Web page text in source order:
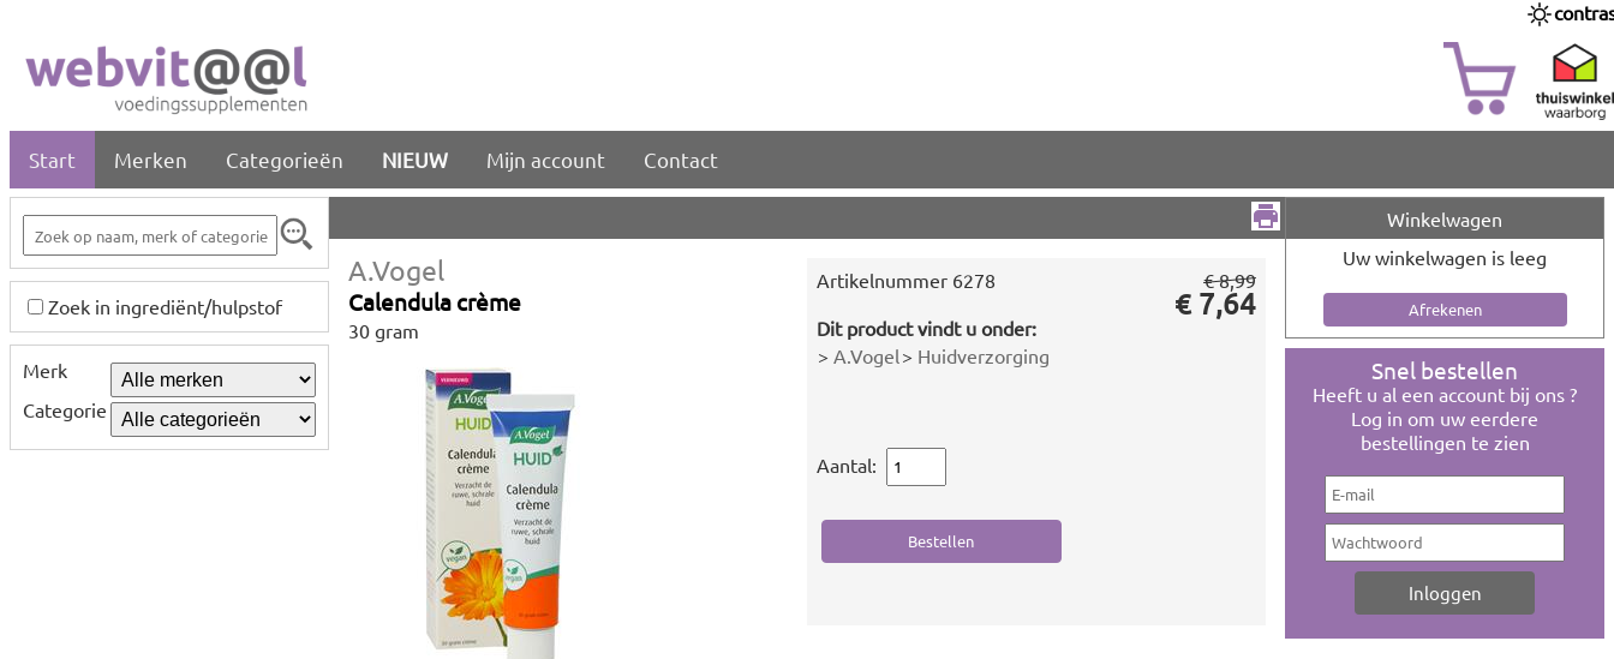
Start Merken Categorieën NIEUW Mijn account Contact
Zoek in ingrediënt/hulpstof
Merk
Categorie
A.Vogel
Calendula crème
30 gram
Artikelnummer 6278
Dit product vindt u onder:
> A.Vogel > Huidverzorging
€ 8,99
€ 7,64
Aantal:
Winkelwagen
Uw winkelwagen is leeg
Snel bestellen
Heeft u al een account bij ons ?
Log in om uw eerdere
bestellingen te zien